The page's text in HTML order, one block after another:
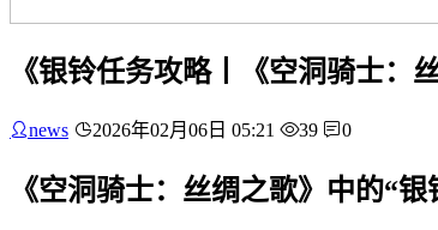
《银铃任务攻略丨《空洞骑士：
news 2026年02月06日 05:21 39 0
《空洞骑士：丝绸之歌》中的“